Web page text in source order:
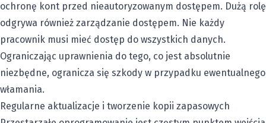
ochronę kont przed nieautoryzowanym dostępem. Dużą rolę
odgrywa również zarządzanie dostępem. Nie każdy
pracownik musi mieć dostęp do wszystkich danych.
Ograniczając uprawnienia do tego, co jest absolutnie
niezbędne, ogranicza się szkody w przypadku ewentualnego
włamania.
Regularne aktualizacje i tworzenie kopii zapasowych